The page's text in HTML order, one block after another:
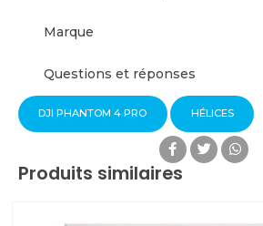
Marque
Questions et réponses
DJI PHANTOM 4 PRO HÉLICES
Produits similaires